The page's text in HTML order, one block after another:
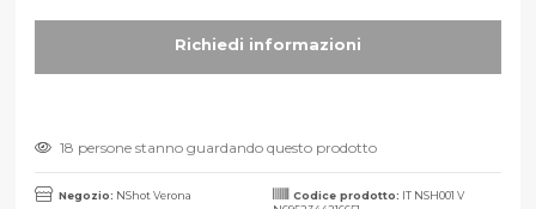
18 persone stanno guardando questo prodotto
Negozio: NShot Verona Codice prodotto: IT NSH001 V